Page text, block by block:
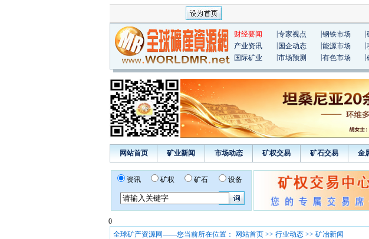
财经要闻 专家视点 钢铁市场
产业资讯
国企动态 能源市场
国际矿业
市场预测 有色市场
网站首页 矿业新闻 市场动态 矿权交易 矿石交易 金
资讯 矿权 矿石 设备
0
全球矿产资源网——您当前所在位置：
网站首页 >> 行业动态 >> 矿冶新闻